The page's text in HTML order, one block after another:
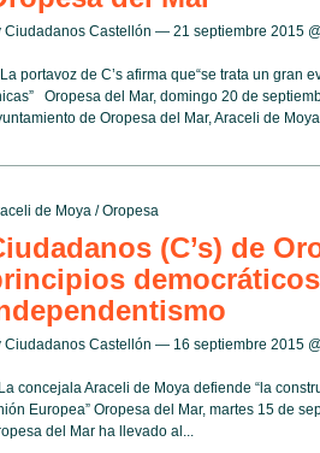
Ciudadanos Castellón — 21 septiembre 2015
portavoz de C’s afirma que“se trata un gran
Oropesa del Mar, domingo 20 de
de Oropesa del Mar, Araceli de
de Moya/Oropesa
(C’s) de
Ciudadanos Castellón — 16 septiembre 2015
concejala Araceli de Moya defiende “la
Europea” Oropesa del Mar, martes 15 de
del Mar ha llevado al...